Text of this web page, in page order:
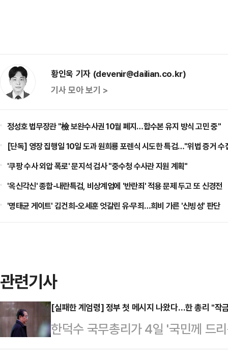
황인욱 기자 (devenir@dailian.co.kr)
기사 모아 보기 >
정성호 법무장관 "檢 보완수사권 10월 폐지…합수본 유지 방식 고민 중"
[단독] 영장 집행일 10일 도과 원희룡 포렌식 시도한 특검…"위법 증거 수
'쿠팡 수사 외압 폭로' 문지석 검사 "중수청 수사관 지원 계획"
'옥신각신' 종합-내란특검, 비상계엄에 '반란죄' 적용 문제 두고 또 신경전
'명태균 게이트' 김건희-오세훈 엇갈린 유·무죄…희비 가른 '신빙성' 판단
관련기사
[실패한 계엄령] 정부 첫 메시지 나왔다…한 총리 "작
한덕수 국무총리가 4일 '국민께 드
된 모든 과정에 대하여 책임을 통감